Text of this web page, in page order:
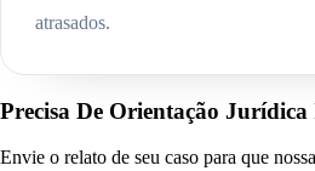
atrasados.
Precisa De Orientação
Envie o relato de seu caso para que